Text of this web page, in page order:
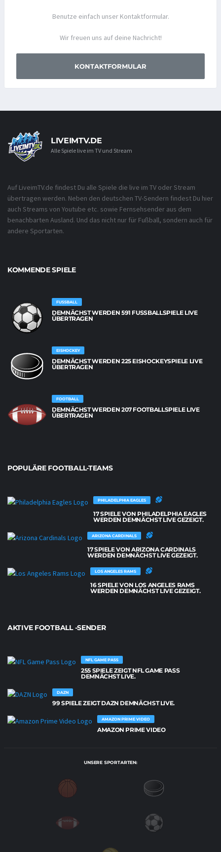
Benutze einfach unser Kontaktformular.
Wir freuen uns auf deine Nachricht!
KONTAKTFORMULAR
LIVEIMTV.DE
Alle Spiele live im TV und Stream
Auf LiveimTV.de findest Du alle Spiele die live im TV oder Stream
übertragen werden. Neben den deutschen TV-Sendern findest Du hier
auch Streams von Youtube etc. sowie Fernsehsender aus dem
benachbarten Ausland. Und das nicht nur für Fußball, sondern auch für
andere Sportarten.
KOMMENDE SPIELE
FUSSBALL
DEMNÄCHST WERDEN 591 FUSSBALLSPIELE LIVE Ü
BERTRAGEN
EISHOCKEY
DEMNÄCHST WERDEN 225 EISHOCKEYSPIELE LIVE
ÜBERTRAGEN
FOOTBALL
DEMNÄCHST WERDEN 207 FOOTBALLSPIELE LIVE
ÜBERTRAGEN
POPULÄRE FOOTBALL-TEAMS
PHILADELPHIA EAGLES
17 SPIELE VON PHILADELPHIA EAGLES
WERDEN DEMNÄCHST LIVE GEZEIGT.
ARIZONA CARDINALS
17 SPIELE VON ARIZONA CARDINALS
WERDEN DEMNÄCHST LIVE GEZEIGT.
LOS ANGELES RAMS
16 SPIELE VON LOS ANGELES RAMS
WERDEN DEMNÄCHST LIVE GEZEIGT.
AKTIVE FOOTBALL -SENDER
NFL GAME PASS
255 SPIELE ZEIGT NFL GAME PASS
DEMNÄCHST LIVE.
DAZN
99 SPIELE ZEIGT DAZN DEMNÄCHST LIVE.
AMAZON PRIME VIDEO
AMAZON PRIME VIDEO
UNSERE SPORTARTEN: